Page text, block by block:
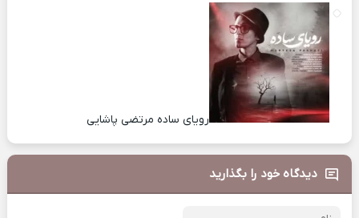
رویای ساده مرتضی پاشایی
دیدگاه خود را بگذارید